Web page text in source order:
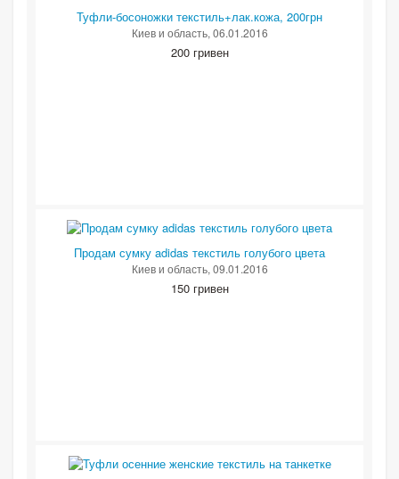
Туфли-босоножки текстиль+лак.кожа, 200грн
Киев и область, 06.01.2016
200 гривен
Продам сумку adidas текстиль голубого цвета
Киев и область, 09.01.2016
150 гривен